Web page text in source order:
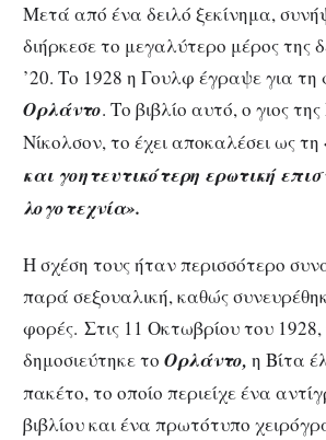
Μετά από ένα δειλό ξεκίνημα,
διήρκεσε το μεγαλύτερο μέρος της
’20. Το 1928 η Γουλφ έγραψε για τη
Ορλάντο. Το βιβλίο αυτό, ο γιος
Νίκολσον, το έχει αποκαλέσει ως τη
και γοητευτικότερη ερωτική
λογοτεχνία».
Η σχέση τους ήταν περισσότερο
παρά σεξουαλική, καθώς
φορές. Στις 11 Οκτωβρίου του
δημοσιεύτηκε το Ορλάντο, η Βίτα
πακέτο, το οποίο περιείχε ένα
βιβλίου και ένα πρωτότυπο